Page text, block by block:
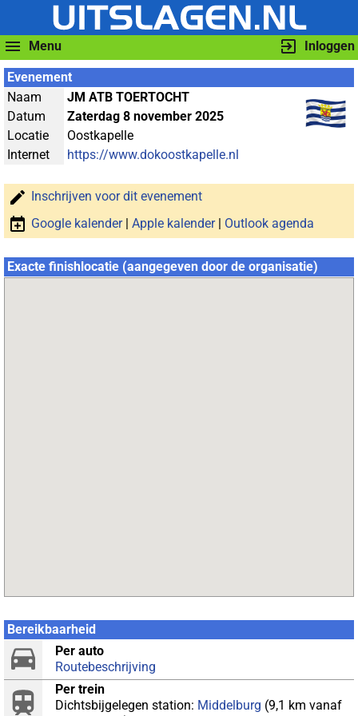
Menu Inloggen
Evenement
Naam
JM ATB TOERTOCHT
Datum
Zaterdag 8 november 2025
Locatie
Oostkapelle
Internet
https://www.dokoostkapelle.nl
Inschrijven voor dit evenement
Google kalender| Apple kalender| Outlook agenda
Exacte finishlocatie (aangegeven door de organisatie)
Bereikbaarheid
Per auto
Routebeschrijving
Per trein
Dichtsbijgelegen station: Middelburg (9,1 km vanaf